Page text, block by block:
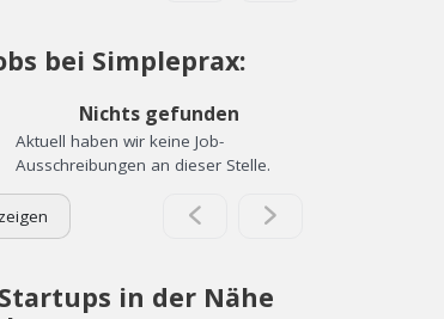
bei Simpleprax:
Nichts gefunden
Aktuell haben wir keine Job-
Ausschreibungen an dieser Stelle.
in der Nähe